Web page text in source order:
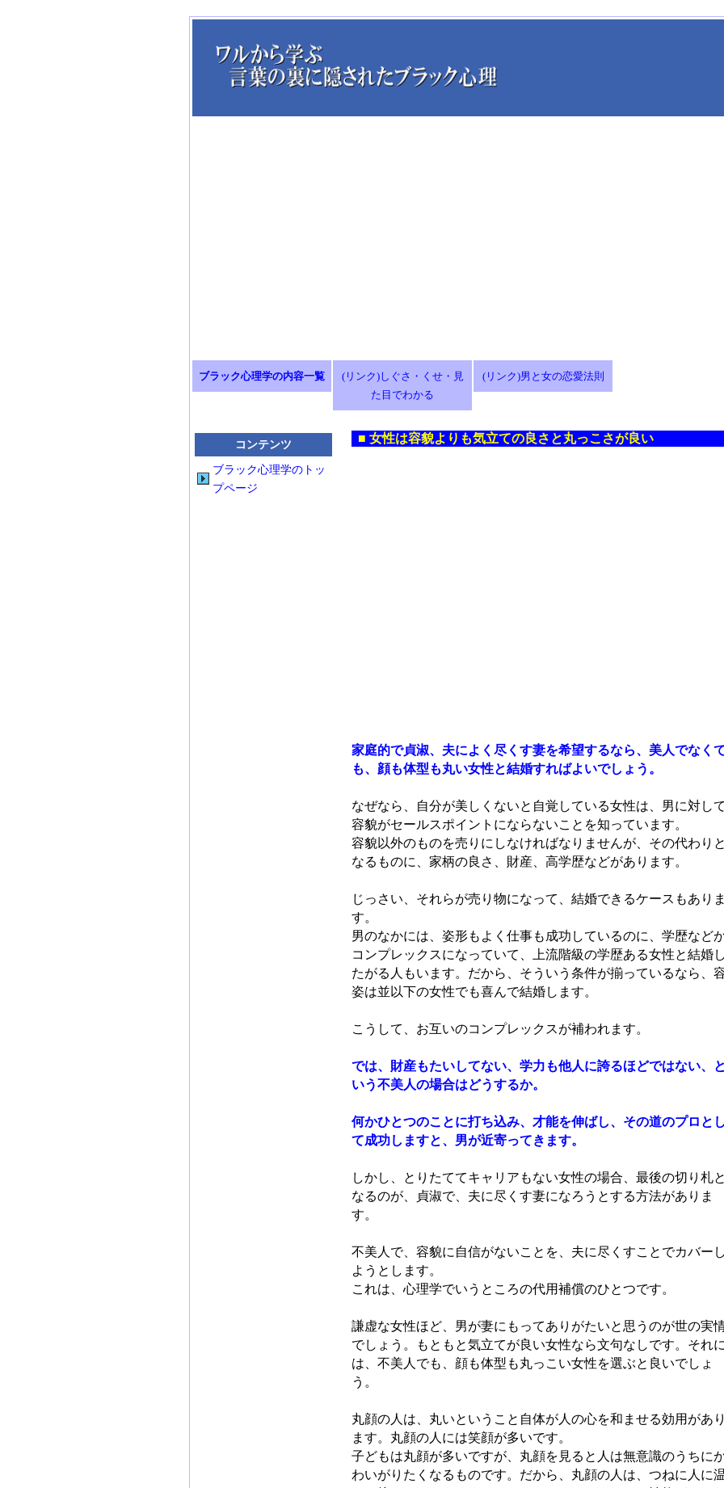
ブラック心理学の内容一覧
(リンク)しぐさ・くせ・見
た目でわかる
(リンク)男と女の恋愛法則
コンテンツ
ブラック心理学のトッ
プページ
■ 女性は容貌よりも気立ての良さと丸っこさが良い
家庭的で貞淑、夫によく尽くす妻を希望するなら、美人でなく
も、顔も体型も丸い女性と結婚すればよいでしょう。
なぜなら、自分が美しくないと自覚している女性は、男に対して
容貌がセールスポイントにならないことを知っています。
容貌以外のものを売りにしなければなりませんが、その代わりと
なるものに、家柄の良さ、財産、高学歴などがあります。
じっさい、それらが売り物になって、結婚できるケースもありま
す。
男のなかには、姿形もよく仕事も成功しているのに、学歴など
コンプレックスになっていて、上流階級の学歴ある女性と結婚し
たがる人もいます。だから、そういう条件が揃っているなら、
姿は並以下の女性でも喜んで結婚します。
こうして、お互いのコンプレックスが補われます。
では、財産もたいしてない、学力も他人に誇るほどではない、と
いう不美人の場合はどうするか。
何かひとつのことに打ち込み、才能を伸ばし、その道のプロとし
て成功しますと、男が近寄ってきます。
しかし、とりたててキャリアもない女性の場合、最後の切り札と
なるのが、貞淑で、夫に尽くす妻になろうとする方法がありま
す。
不美人で、容貌に自信がないことを、夫に尽くすことでカバーし
ようとします。
これは、心理学でいうところの代用補償のひとつです。
謙虚な女性ほど、男が妻にもってありがたいと思うのが世の実
でしょう。もともと気立てが良い女性なら文句なしです。それに
は、不美人でも、顔も体型も丸っこい女性を選ぶと良いでしょ
う。
丸顔の人は、丸いということ自体が人の心を和ませる効用があり
ます。丸顔の人には笑顔が多いです。
子どもは丸顔が多いですが、丸顔を見ると人は無意識のうちに
わいがりたくなるものです。だから、丸顔の人は、つねに人に